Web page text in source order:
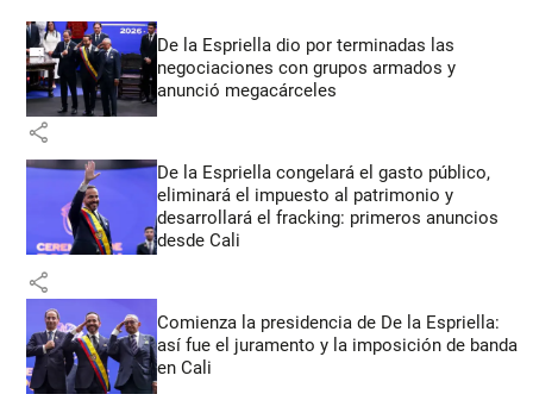
De la Espriella dio por terminadas las
negociaciones con grupos armados y
anunció megacárceles
share
De la Espriella congelará el gasto público,
eliminará el impuesto al patrimonio y
desarrollará el fracking: primeros anuncios
desde Cali
share
Comienza la presidencia de De la Espriella:
así fue el juramento y la imposición de banda
en Cali